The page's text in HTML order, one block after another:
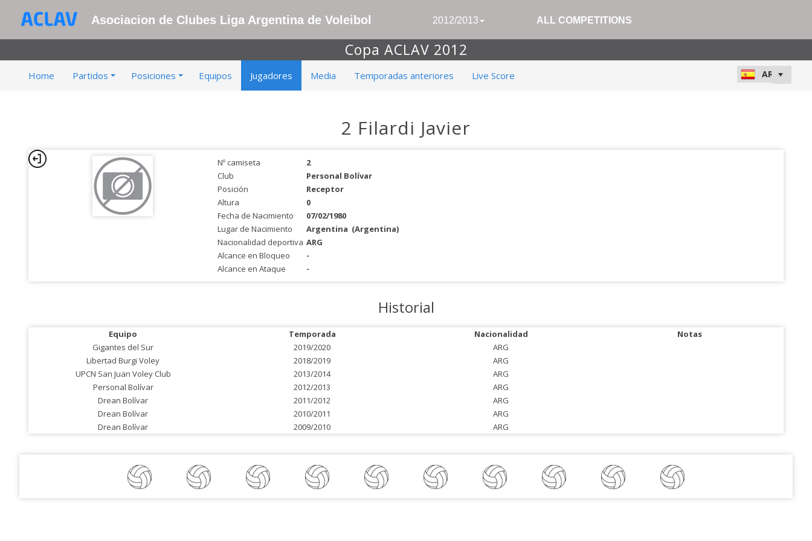
Asociacion de Clubes Liga Argentina de Voleibol 2012/2013 ALL COMPETITIONS
Copa ACLAV 2012
Home Partidos Posiciones Equipos Jugadores Media Temporadas anteriores Live Score
2 Filardi Javier
Nº camiseta
2
Club
Personal Bolívar
Posición
Receptor
Altura
0
Fecha de Nacimiento
07/02/1980
Lugar de Nacimiento
Argentina (Argentina)
Nacionalidad deportiva ARG
Alcance en Bloqueo
-
Alcance en Ataque
-
Historial
Equipo Temporada Nacionalidad
Notas
Gigantes del Sur
2019/2020
ARG
Libertad Burgi Voley
2018/2019
ARG
UPCN San Juan Voley Club
2013/2014
ARG
Personal Bolívar
2012/2013
ARG
Drean Bolívar
2011/2012
ARG
Drean Bolívar
2010/2011
ARG
Drean Bolívar
2009/2010 ARG